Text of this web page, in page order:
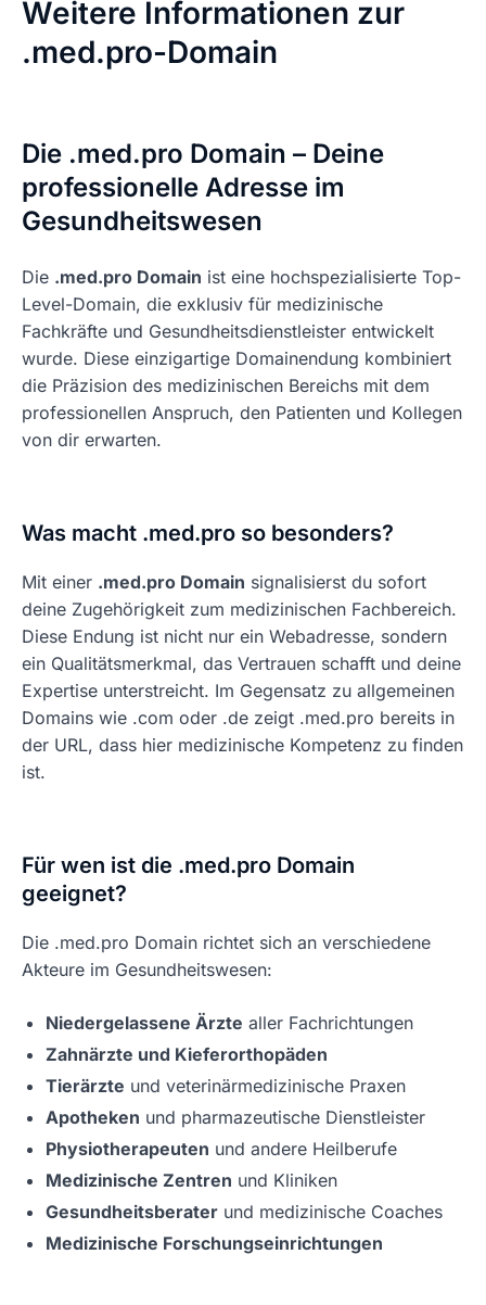
Weitere Informationen zur
.med.pro-Domain
Die .med.pro Domain – Deine
professionelle Adresse im
Gesundheitswesen
Die .med.pro Domain ist eine hochspezialisierte Top-
Level-Domain, die exklusiv für medizinische
Fachkräfte und Gesundheitsdienstleister entwickelt
wurde. Diese einzigartige Domainendung kombiniert
die Präzision des medizinischen Bereichs mit dem
professionellen Anspruch, den Patienten und Kollegen
von dir erwarten.
Was macht .med.pro so besonders?
Mit einer .med.pro Domain signalisierst du sofort
deine Zugehörigkeit zum medizinischen Fachbereich.
Diese Endung ist nicht nur ein Webadresse, sondern
ein Qualitätsmerkmal, das Vertrauen schafft und deine
Expertise unterstreicht. Im Gegensatz zu allgemeinen
Domains wie .com oder .de zeigt .med.pro bereits in
der URL, dass hier medizinische Kompetenz zu finden
ist.
Für wen ist die .med.pro Domain
geeignet?
Die .med.pro Domain richtet sich an verschiedene
Akteure im Gesundheitswesen:
Niedergelassene Ärzte aller Fachrichtungen
Zahnärzte und Kieferorthopäden
Tierärzte und veterinärmedizinische Praxen
Apotheken und pharmazeutische Dienstleister
Physiotherapeuten und andere Heilberufe
Medizinische Zentren und Kliniken
Gesundheitsberater und medizinische Coaches
Medizinische Forschungseinrichtungen